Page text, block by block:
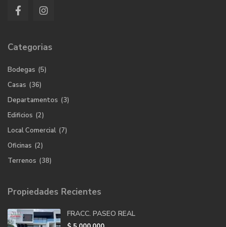
Categorias
Bodegas (5)
Casas (36)
Departamentos (3)
Edificios (2)
Local Comercial (7)
Oficinas (2)
Terrenos (38)
Propiedades Recientes
FRACC. PASEO REAL